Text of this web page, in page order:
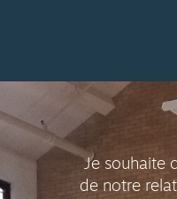
Je souhaite
de notre